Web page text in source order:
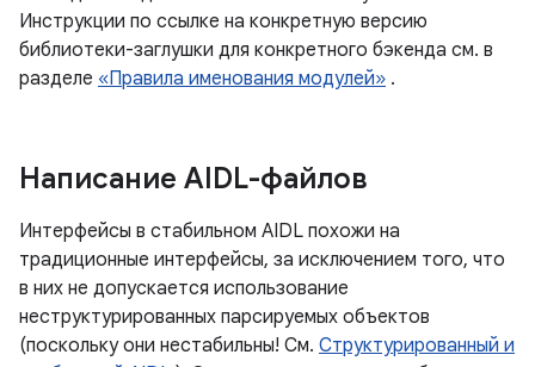
Инструкции по ссылке на конкретную версию
библиотеки-заглушки для конкретного бэкенда см. в
разделе «Правила именования модулей» .
Написание AIDL-файлов
Интерфейсы в стабильном AIDL похожи на
традиционные интерфейсы, за исключением того, что
в них не допускается использование
неструктурированных парсируемых объектов
(поскольку они нестабильны! См. Структурированный и